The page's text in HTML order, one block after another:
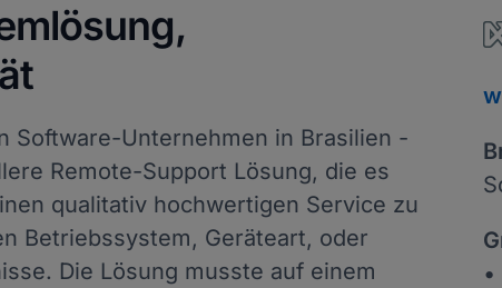
Software-Unternehmen in Brasilien -
Remote-Support Lösung, die es
qualitativ hochwertigen Service zu
Betriebssystem, Geräteart, oder
Die Lösung musste auf einem